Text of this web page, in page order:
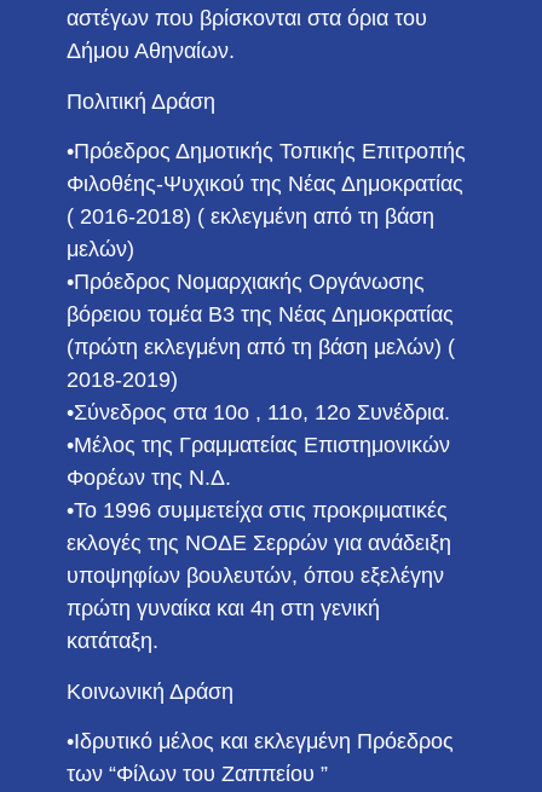
αστέγων που βρίσκονται στα όρια του
Δήμου Αθηναίων.
Πολιτική Δράση
•Πρόεδρος Δημοτικής Τοπικής Επιτροπής
Φιλοθέης-Ψυχικού της Νέας Δημοκρατίας
( 2016-2018) ( εκλεγμένη από τη βάση
μελών)
•Πρόεδρος Νομαρχιακής Οργάνωσης
βόρειου τομέα Β3 της Νέας Δημοκρατίας
(πρώτη εκλεγμένη από τη βάση μελών) (
2018-2019)
•Σύνεδρος στα 10ο , 11ο, 12ο Συνέδρια.
•Μέλος της Γραμματείας Επιστημονικών
Φορέων της Ν.Δ.
•Το 1996 συμμετείχα στις προκριματικές
εκλογές της ΝΟΔΕ Σερρών για ανάδειξη
υποψηφίων βουλευτών, όπου εξελέγην
πρώτη γυναίκα και 4η στη γενική
κατάταξη.
Κοινωνική Δράση
•Ιδρυτικό μέλος και εκλεγμένη Πρόεδρος
των “Φίλων του Ζαππείου ”